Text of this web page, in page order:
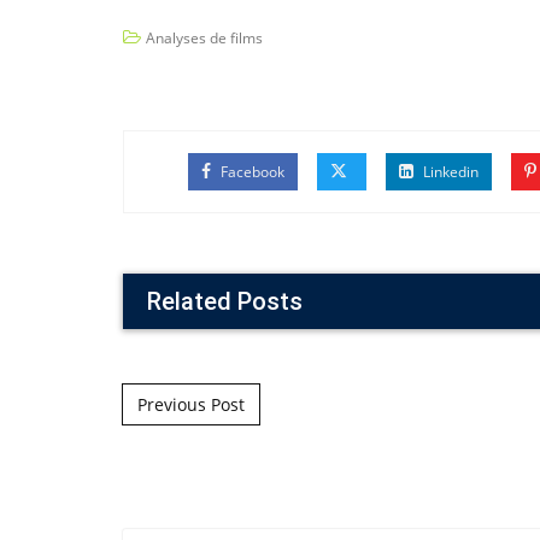
Analyses de films
Facebook Linkedin
Related Posts
Post navigation
Previous Post